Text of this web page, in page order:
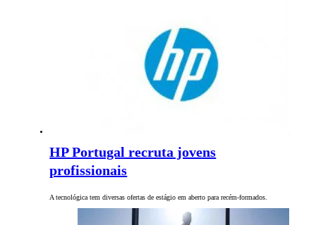
HP Portugal recruta jovens
profissionais
A tecnológica tem diversas ofertas de estágio em aberto para recém-formados.